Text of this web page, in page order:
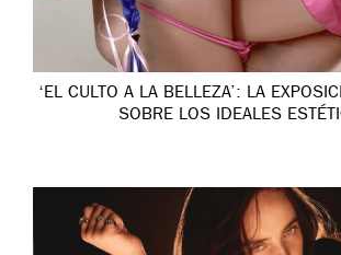
‘EL CULTO A LA BELLEZA’: LA
SOBRE LOS IDEALES